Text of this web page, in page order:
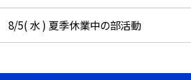
8/5( 水 ) 夏季休業中の部活動